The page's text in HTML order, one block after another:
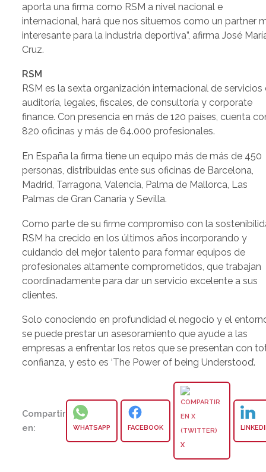
aporta una firma como RSM a nivel nacional e
internacional, hará que nos situemos como un partner
interesante para la industria deportiva”, afirma José
Cruz.
RSM
RSM es la sexta organización internacional de servicios
auditoría, legales, fiscales, de consultoría y corporate
finance. Con presencia en más de 120 países, cuenta
820 oficinas y más de 64.000 profesionales.
En España la firma tiene un equipo más de más de 450
personas, distribuidas ente sus oficinas de Barcelona,
Madrid, Tarragona, Valencia, Palma de Mallorca, Las
Palmas de Gran Canaria y Sevilla.
Como parte de su firme compromiso con la
RSM ha crecido en los últimos años incorporando y
cuidando del mejor talento para formar equipos de
profesionales altamente comprometidos, que trabajan
coordinadamente para dar un servicio excelente a sus
clientes.
Solo conociendo en profundidad el negocio y el
se puede prestar un asesoramiento que ayude a las
empresas a enfrentar los retos que se presentan con
confianza, y esto es ‘The Power of being Understood’.
Compartir
en:
WHATSAPP FACEBOOK
X